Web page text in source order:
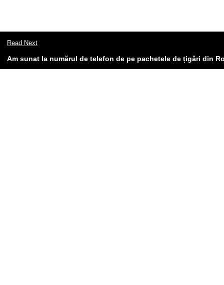
Read Next
Am sunat la numărul de telefon de pe pachetele de țigări din